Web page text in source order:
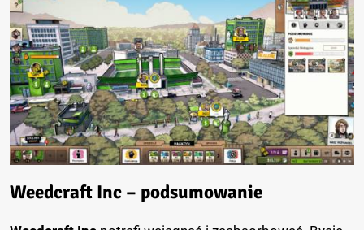
Weedcraft Inc – podsumowanie